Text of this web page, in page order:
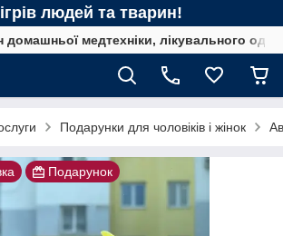
людей та тварин!
домашньої медтехніки, лікувального
Подарунки для чоловіків і жінок
Подарунок